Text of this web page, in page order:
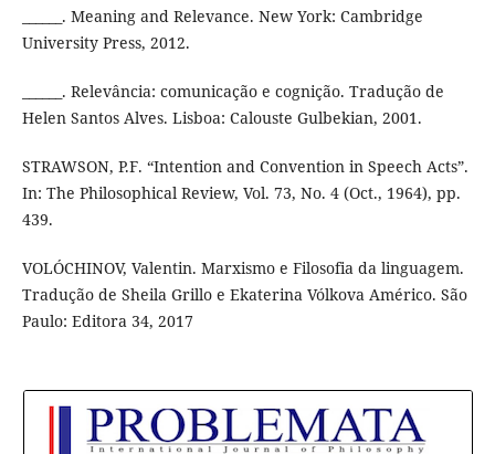
______. Meaning and Relevance. New York: Cambridge
University Press, 2012.
______. Relevância: comunicação e cognição. Tradução de
Helen Santos Alves. Lisboa: Calouste Gulbekian, 2001.
STRAWSON, P.F. “Intention and Convention in Speech Acts”.
In: The Philosophical Review, Vol. 73, No. 4 (Oct., 1964), pp.
439.
VOLÓCHINOV, Valentin. Marxismo e Filosofia da linguagem.
Tradução de Sheila Grillo e Ekaterina Vólkova Américo. São
Paulo: Editora 34, 2017